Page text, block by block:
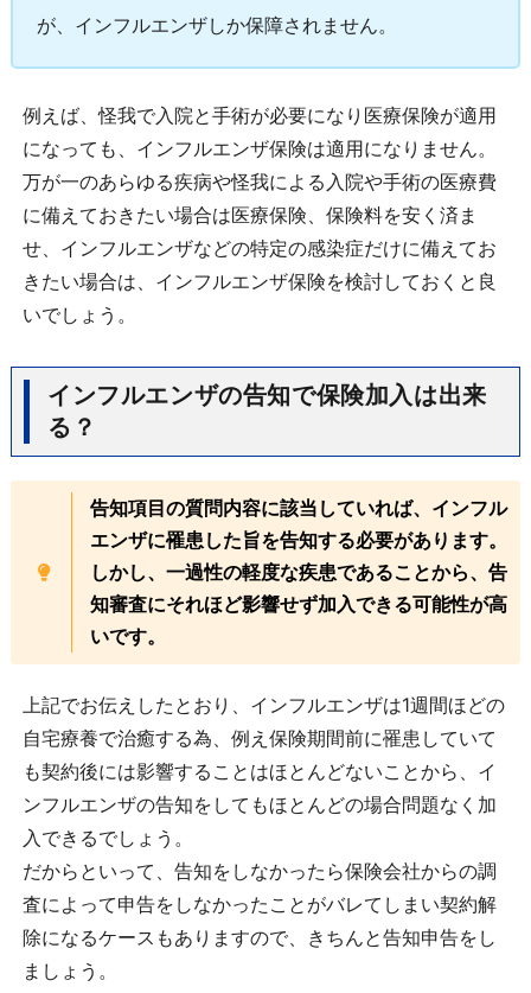
が、インフルエンザしか保障されません。
例えば、怪我で入院と手術が必要になり医療保険が適用
になっても、インフルエンザ保険は適用になりません。
万が一のあらゆる疾病や怪我による入院や手術の医療費
に備えておきたい場合は医療保険、保険料を安く済ま
せ、インフルエンザなどの特定の感染症だけに備えてお
きたい場合は、インフルエンザ保険を検討しておくと良
いでしょう。
インフルエンザの告知で保険加入は出来
る？
告知項目の質問内容に該当していれば、インフル
エンザに罹患した旨を告知する必要があります。
しかし、一過性の軽度な疾患であることから、告
知審査にそれほど影響せず加入できる可能性が高
いです。
上記でお伝えしたとおり、インフルエンザは1週間ほどの
自宅療養で治癒する為、例え保険期間前に罹患していて
も契約後には影響することはほとんどないことから、イ
ンフルエンザの告知をしてもほとんどの場合問題なく加
入できるでしょう。
だからといって、告知をしなかったら保険会社からの調
査によって申告をしなかったことがバレてしまい契約解
除になるケースもありますので、きちんと告知申告をし
ましょう。